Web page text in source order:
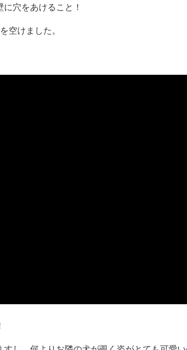
穴をあけること！
空けました。